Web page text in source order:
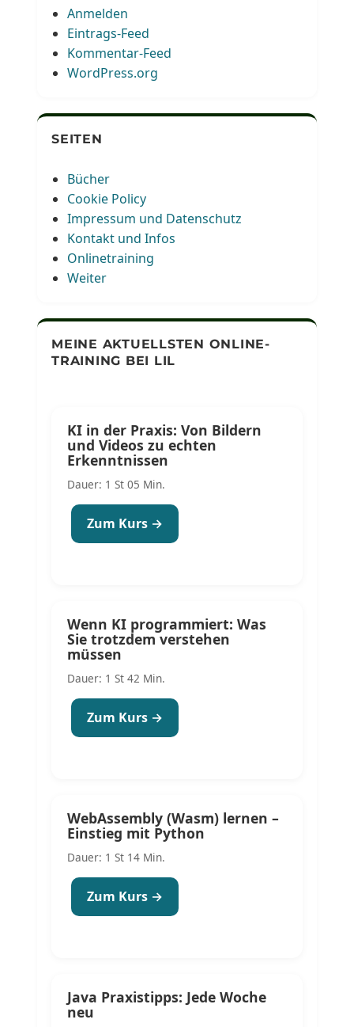
Anmelden
Eintrags-Feed
Kommentar-Feed
WordPress.org
SEITEN
Bücher
Cookie Policy
Impressum und Datenschutz
Kontakt und Infos
Onlinetraining
Weiter
MEINE AKTUELLSTEN ONLINE-
TRAINING BEI LIL
KI in der Praxis: Von Bildern
und Videos zu echten
Erkenntnissen
Dauer: 1 St 05 Min.
Zum Kurs →
Wenn KI programmiert: Was
Sie trotzdem verstehen
müssen
Dauer: 1 St 42 Min.
Zum Kurs →
WebAssembly (Wasm) lernen –
Einstieg mit Python
Dauer: 1 St 14 Min.
Zum Kurs →
Java Praxistipps: Jede Woche
neu